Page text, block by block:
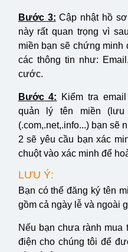
Bước 3: Cập nhật hồ
này rất quan trọng vì
miền bạn sẽ chứng
các thông tin như:
cước.
Bước 4: Kiểm tra
quản lý tên miền
(.com,.net,.info...) bạn sẽ
2 sẽ yêu cầu bạn xác
chuột vào xác minh để
LƯU Ý:
Bạn có thể đăng ký tên
gồm cả ngày lễ và ngoài
Nếu bạn chưa rành mua
điện cho chúng tôi để